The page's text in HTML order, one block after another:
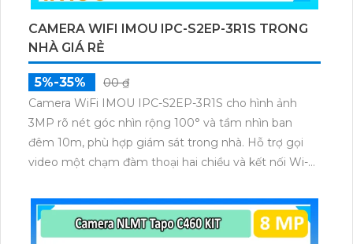
CAMERA WIFI IMOU IPC-S2EP-3R1S TRONG
NHÀ GIÁ RẺ
5%-35%
00 ₫
Camera WiFi IMOU IPC-S2EP-3R1S cho hình ảnh
3MP rõ nét góc nhìn rộng 100° và tầm nhìn ban
đêm 10m, phù hợp giám sát trong nhà. Hỗ trợ gọi
video một chạm đàm thoại hai chiều và kết nối Wi-Fi
microSD tối đa 256GB hoặc lưu đám mây dễ lắp đặt
cho gia đình và văn phòng nhỏ.